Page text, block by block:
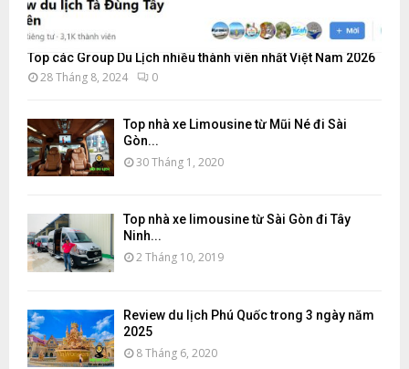
Top các Group Du Lịch nhiều thành viên nhất Việt Nam 2026
28 Tháng 8, 2024 0
Top nhà xe Limousine từ Mũi Né đi Sài
Gòn...
30 Tháng 1, 2020
Top nhà xe limousine từ Sài Gòn đi Tây
Ninh...
2 Tháng 10, 2019
Review du lịch Phú Quốc trong 3 ngày năm
2025
8 Tháng 6, 2020